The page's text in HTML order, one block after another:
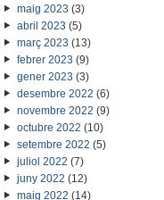
maig 2023 (3)
abril 2023 (5)
març 2023 (13)
febrer 2023 (9)
gener 2023 (3)
desembre 2022 (6)
novembre 2022 (9)
octubre 2022 (10)
setembre 2022 (5)
juliol 2022 (7)
juny 2022 (12)
maig 2022 (14)